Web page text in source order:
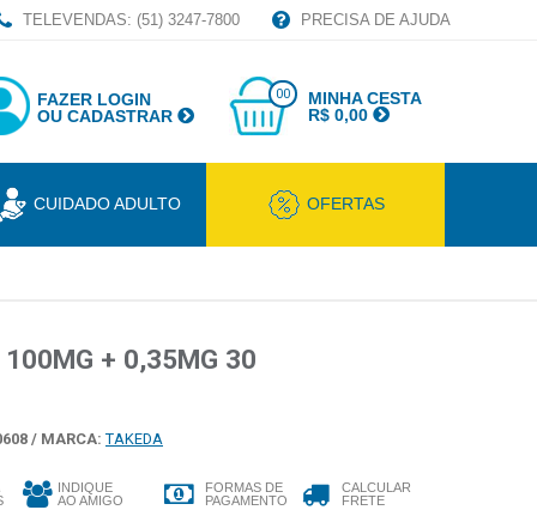
TELEVENDAS: (51) 3247-7800 PRECISA DE AJUDA
FAZER LOGIN
OU CADASTRAR
00
MINHA CESTA
R$ 0,00
CUIDADO ADULTO OFERTAS
100MG + 0,35MG 30
/ MARCA: TAKEDA
INDIQUE
AO AMIGO
FORMAS DE
PAGAMENTO
CALCULAR
FRETE